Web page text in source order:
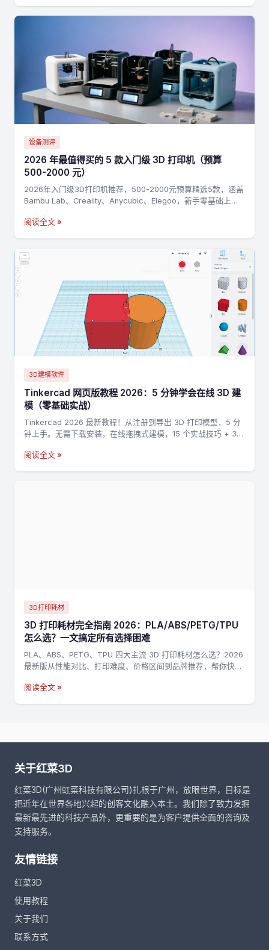
设备测评
2026 年最值得买的 5 款入门级 3D 打印机（预算
500-2000 元）
2026年入门级3D打印机推荐，500-2000元预算精选5款，涵盖
Bambu Lab、Creality、Anycubic、Elegoo，新手零基础上手
阅读全文 »
3D建模软件
Tinkercad 网页版教程 2026：5 分钟学会在线 3D 建
模（零基础实战）
Tinkercad 2026 最新教程！从注册到导出 3D 打印模型，5 分
钟上手。无需下载安装，在线拖拽式建模，15 个实战技巧 + 3
阅读全文 »
3D打印耗材
3D 打印耗材完全指南 2026：PLA/ABS/PETG/TPU
怎么选？一文搞定所有选择困难
PLA、ABS、PETG、TPU 四大主流 3D 打印耗材怎么选？2026
最新版从性能对比、打印难度、价格区间到品牌推荐，帮你快速
阅读全文 »
关于红菜3D
红菜3D(广州虹菜科技有限公司)扎根于广州，放眼世界，目标是
把近年在世界各地兴起的创客文化融入本土。我们除了致力发掘
最新最先进的科技产品外，更重要的是为客户提供全面的咨询及
支持服务。
友情链接
红菜3D
使用教程
关于我们
联系方式